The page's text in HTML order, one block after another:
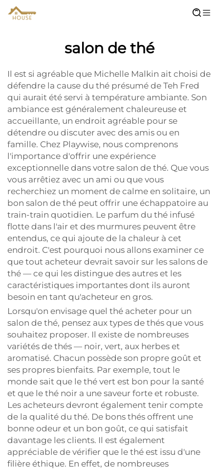
salon de thé
Il est si agréable que Michelle Malkin ait choisi de
défendre la cause du thé présumé de Teh Fred
qui aurait été servi à température ambiante. Son
ambiance est généralement chaleureuse et
accueillante, un endroit agréable pour se
détendre ou discuter avec des amis ou en
famille. Chez Playwise, nous comprenons
l'importance d'offrir une expérience
exceptionnelle dans votre salon de thé. Que vous
vous arrêtiez avec un ami ou que vous
recherchiez un moment de calme en solitaire, un
bon salon de thé peut offrir une échappatoire au
train-train quotidien. Le parfum du thé infusé
flotte dans l'air et des murmures peuvent être
entendus, ce qui ajoute de la chaleur à cet
endroit. C'est pourquoi nous allons examiner ce
que tout acheteur devrait savoir sur les salons de
thé — ce qui les distingue des autres et les
caractéristiques importantes dont ils auront
besoin en tant qu'acheteur en gros.
Lorsqu'on envisage quel thé acheter pour un
salon de thé, pensez aux types de thés que vous
souhaitez proposer. Il existe de nombreuses
variétés de thés — noir, vert, aux herbes et
aromatisé. Chacun possède son propre goût et
ses propres bienfaits. Par exemple, tout le
monde sait que le thé vert est bon pour la santé
et que le thé noir a une saveur forte et robuste.
Les acheteurs devront également tenir compte
de la qualité du thé. De bons thés offrent une
bonne odeur et un bon goût, ce qui satisfait
davantage les clients. Il est également
appréciable de vérifier que le thé est issu d'une
filière éthique. En effet, de nombreuses